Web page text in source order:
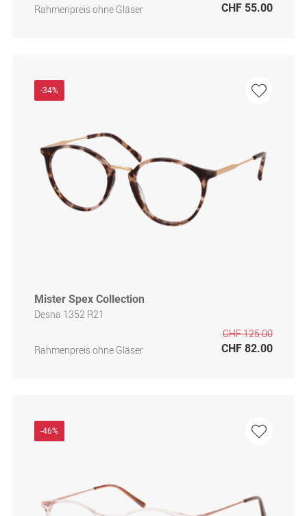
Rahmenpreis ohne Gläser
CHF 55.00
-34%
Mister Spex Collection
Desna 1352 R21
Rahmenpreis ohne Gläser
CHF 125.00
CHF 82.00
-46%